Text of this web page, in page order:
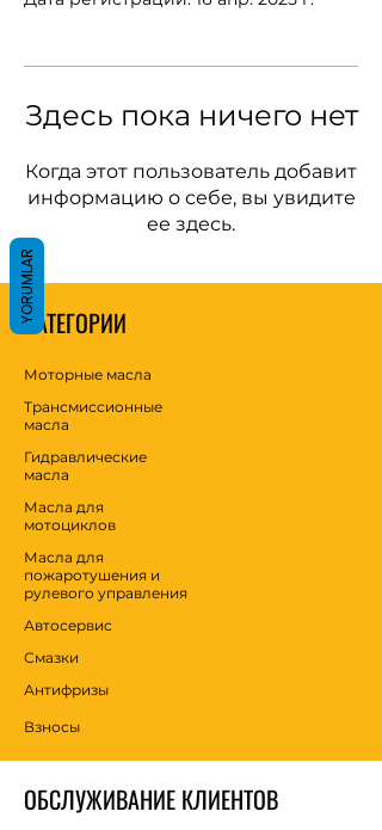
Здесь пока ничего нет
Когда этот пользователь добавит
информацию о себе, вы увидите
ее здесь.
КАТЕГОРИИ
Моторные масла
Трансмиссионные
масла
Гидравлические
масла
Масла для
мотоциклов
Масла для
пожаротушения и
рулевого управления
Автосервис
Смазки
Антифризы
Взносы
ОБСЛУЖИВАНИЕ КЛИЕНТОВ
YORUMLAR